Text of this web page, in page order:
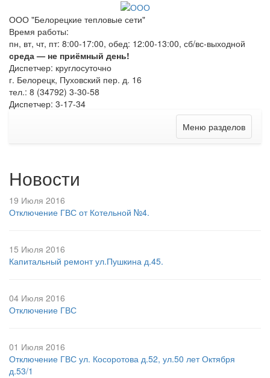
ООО "Белорецкие тепловые сети"
Время работы:
пн, вт, чт, пт: 8:00-17:00, обед: 12:00-13:00, сб/вс-выходной
среда — не приёмный день!
Диспетчер: круглосуточно
г. Белорецк, Пуховский пер. д. 16
тел.: 8 (34792) 3-30-58
Диспетчер: 3-17-34
Меню разделов
Новости
19 Июля 2016
Отключение ГВС от Котельной №4.
15 Июля 2016
Капитальный ремонт ул.Пушкина д.45.
04 Июля 2016
Отключение ГВС
01 Июля 2016
Отключение ГВС ул. Косоротова д.52, ул.50 лет Октября
д.53/1